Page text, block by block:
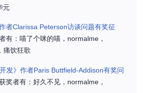
元
者Clarissa Peterson访谈问题有奖征
有：喵了个咪的喵，normalme，
痛饮狂歌
发》作者Paris Buttfield-Addison有奖问
奖者有：好久不见，normalme，